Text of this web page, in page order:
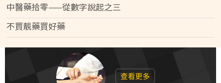
中醫藥拾零——從數字說起之三
不買靚藥買好藥
查看更多